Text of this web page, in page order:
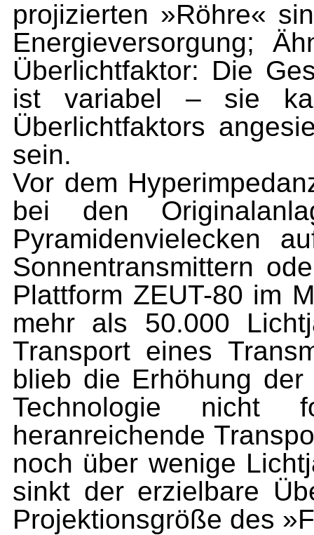
projizierten »Röhre«
Energieversorgung;
Überlichtfaktor: Die
ist variabel – sie
Überlichtfaktors
sein.
Vor dem
bei den
Pyramidenvielecken
Sonnentransmittern
Plattform ZEUT-80 im
mehr als 50.000
Transport eines
blieb die Erhöhung
Technologie nicht
heranreichende
noch über wenige
sinkt der erzielbare
Projektionsgröße des